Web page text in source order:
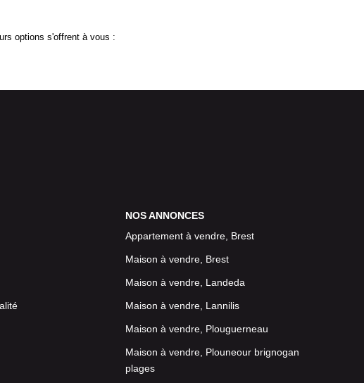
options s'offrent à vous :
NOS ANNONCES
Appartement à vendre, Brest
Maison à vendre, Brest
Maison à vendre, Landeda
Maison à vendre, Lannilis
Maison à vendre, Plouguerneau
Maison à vendre, Plouneour brignogan
plages